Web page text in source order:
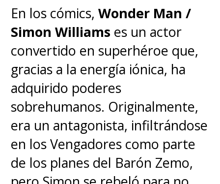
El ambiente generado en el set
dista mucho del cruento tono
del relato en el que se cuestiona
si la humanidad realmente debe
sobrevivir, con la propia
celebrando al elenco porque
sentía "que asistía cada día a
la clase de actuación más
refinada en las mejores aulas,
y que todos estaban muy
En los cómics, Wonder Man /
Simon Williams es un actor
convertido en superhéroe que,
gracias a la energía iónica, ha
adquirido poderes
sobrehumanos. Originalmente,
era un antagonista, infiltrándose
en los Vengadores como parte
de los planes del Barón Zemo,